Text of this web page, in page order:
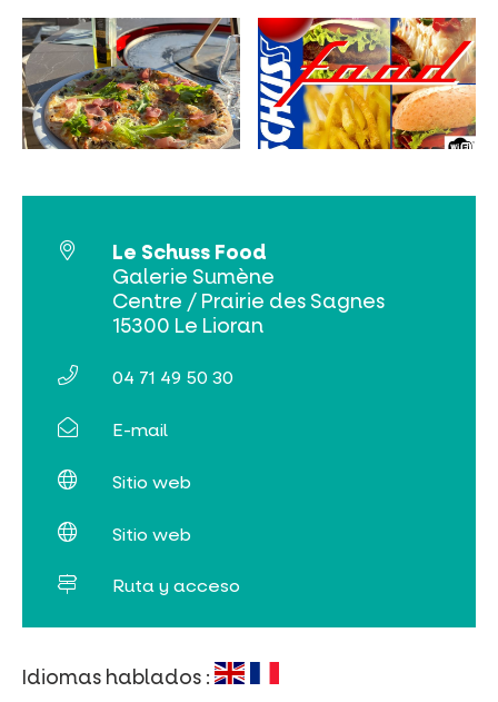
Venta de entradas en línea
NO SE LO PIERDA
LA PLENA NATURALEZA
VISITAS Y SABER HACER
Idiomas hablados :
Le Schuss Food
Galerie Sumène
Centre / Prairie des Sagnes
15300 Le Lioran
04 71 49 50 30
E-mail
Sitio web
Sitio web
Ruta y acceso